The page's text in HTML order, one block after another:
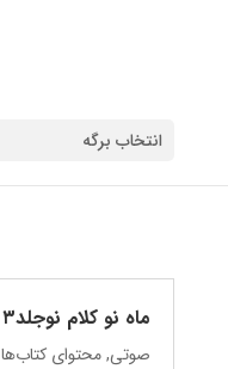
انتخاب برگه
ماه نو کلام نوجلد۳ – دانش‌ افزایی مربی –
صوتی,محتوای کتاب‌ها